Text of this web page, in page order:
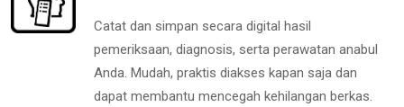
Catat dan simpan secara digital hasil
pemeriksaan, diagnosis, serta perawatan anabul
Anda. Mudah, praktis diakses kapan saja dan
dapat membantu mencegah kehilangan berkas.